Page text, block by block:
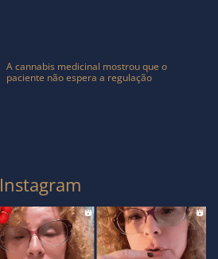
A cannabis medicinal mostrou que o
paciente não espera a regulação
Instagram